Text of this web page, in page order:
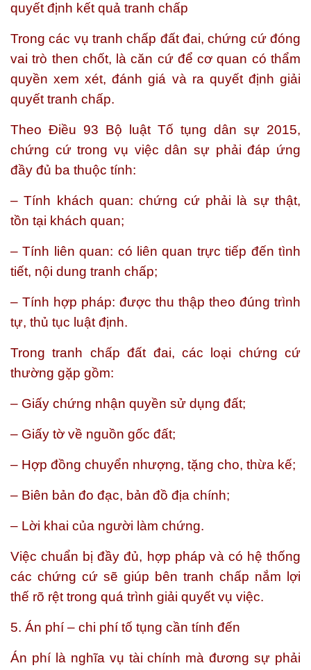
quyết định kết quả tranh chấp
Trong các vụ tranh chấp đất đai, chứng cứ đóng
vai trò then chốt, là căn cứ để cơ quan có thẩm
quyền xem xét, đánh giá và ra quyết định giải
quyết tranh chấp.
Theo Điều 93 Bộ luật Tố tụng dân sự 2015,
chứng cứ trong vụ việc dân sự phải đáp ứng
đầy đủ ba thuộc tính:
– Tính khách quan: chứng cứ phải là sự thật,
tồn tại khách quan;
– Tính liên quan: có liên quan trực tiếp đến tình
tiết, nội dung tranh chấp;
– Tính hợp pháp: được thu thập theo đúng trình
tự, thủ tục luật định.
Trong tranh chấp đất đai, các loại chứng cứ
thường gặp gồm:
– Giấy chứng nhận quyền sử dụng đất;
– Giấy tờ về nguồn gốc đất;
– Hợp đồng chuyển nhượng, tặng cho, thừa kế;
– Biên bản đo đạc, bản đồ địa chính;
– Lời khai của người làm chứng.
Việc chuẩn bị đầy đủ, hợp pháp và có hệ thống
các chứng cứ sẽ giúp bên tranh chấp nắm lợi
thế rõ rệt trong quá trình giải quyết vụ việc.
5. Án phí – chi phí tố tụng cần tính đến
Án phí là nghĩa vụ tài chính mà đương sự phải